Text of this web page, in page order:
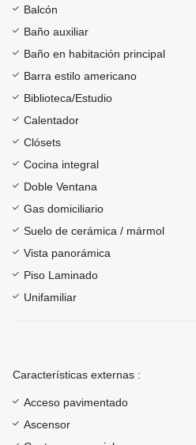
Balcón
Baño auxiliar
Baño en habitación principal
Barra estilo americano
Biblioteca/Estudio
Calentador
Clósets
Cocina integral
Doble Ventana
Gas domiciliario
Suelo de cerámica / mármol
Vista panorámica
Piso Laminado
Unifamiliar
Características externas :
Acceso pavimentado
Ascensor